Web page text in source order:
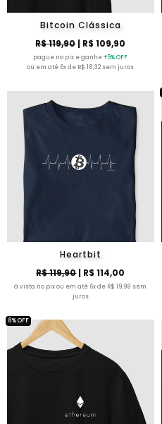
Bitcoin Clássica
R$ 119,90| R$ 109,90
pague no pix e ganhe+5% OFF
ou em até 6x de R$ 18,32 sem juros
Heartbit
R$ 119,90| R$ 114,00
à vista no pix ou em até 6x de R$ 19,98 sem
juros
8% OFF